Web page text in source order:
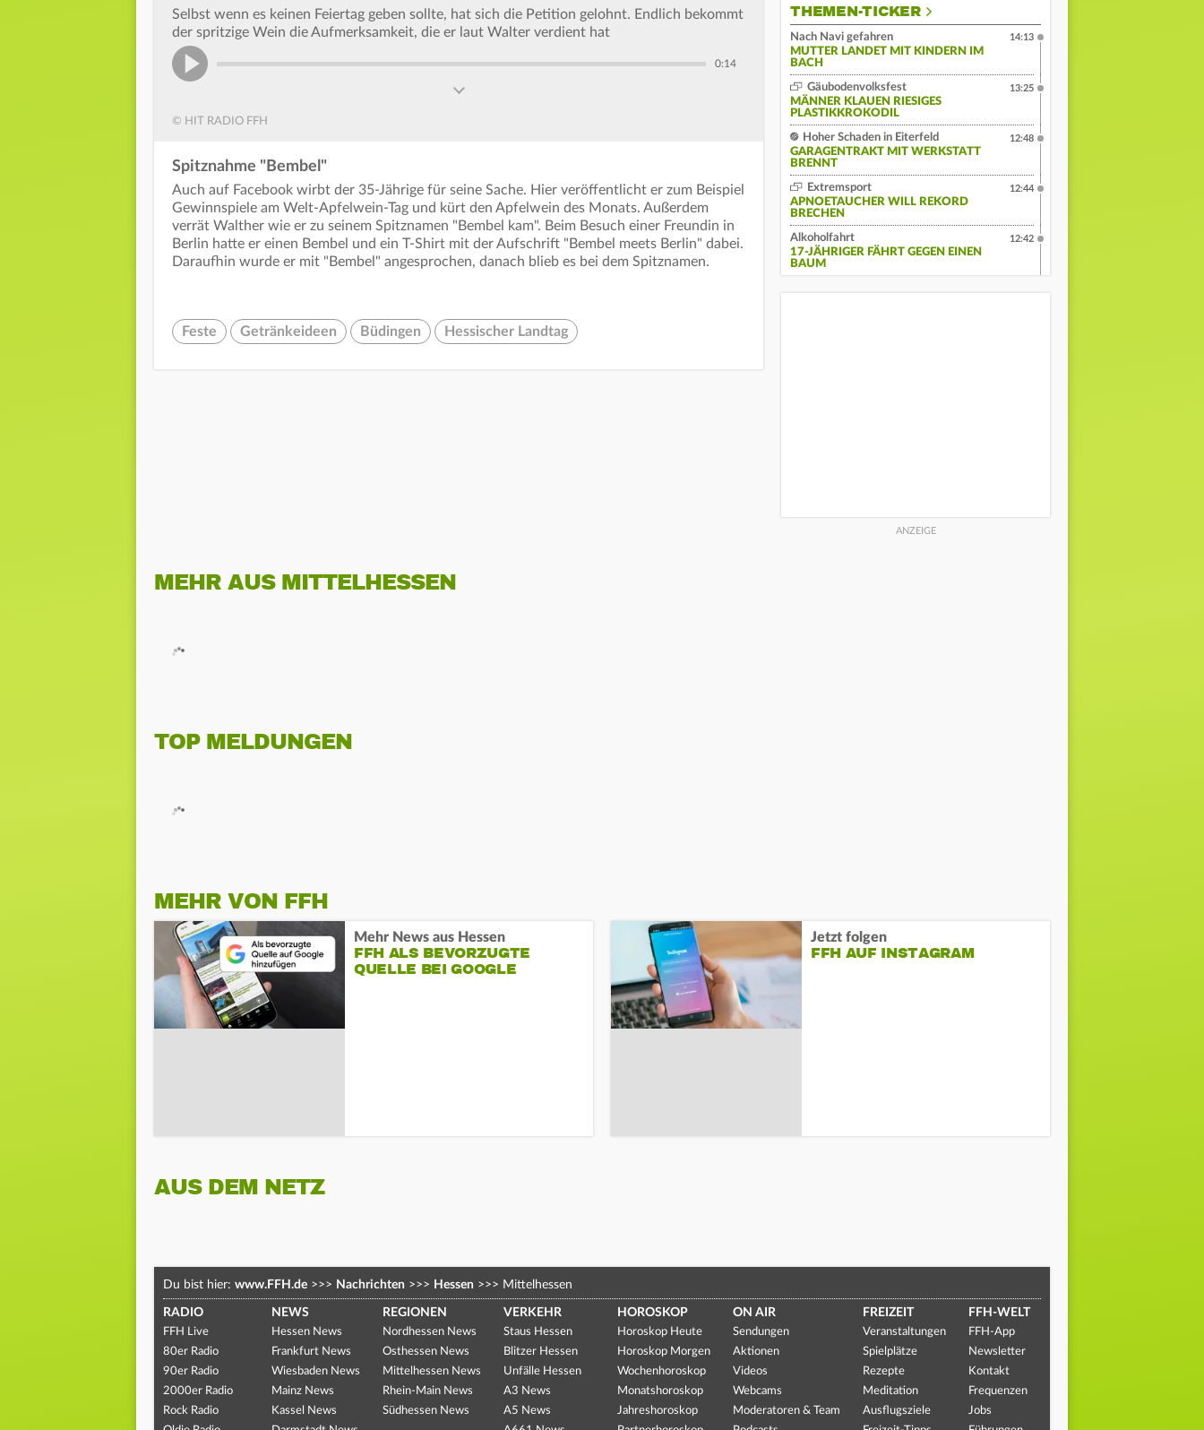
Selbst wenn es keinen Feiertag geben sollte, hat sich die Petition gelohnt. Endlich bekommt
der spritzige Wein die Aufmerksamkeit, die er laut Walter verdient hat
0:14
© HIT RADIO FFH
Spitznahme "Bembel"
Auch auf Facebook wirbt der 35-Jährige für seine Sache. Hier veröffentlicht er zum Beispiel
Gewinnspiele am Welt-Apfelwein-Tag und kürt den Apfelwein des Monats. Außerdem
verrät Walther wie er zu seinem Spitznamen "Bembel kam". Beim Besuch einer Freundin in
Berlin hatte er einen Bembel und ein T-Shirt mit der Aufschrift "Bembel meets Berlin" dabei.
Daraufhin wurde er mit "Bembel" angesprochen, danach blieb es bei dem Spitznamen.
Feste Getränkeideen Büdingen Hessischer Landtag
THEMEN-TICKER
Nach Navi gefahren
MUTTER LANDET MIT KINDERN IM
BACH
14:13
Gäubodenvolksfest
MÄNNER KLAUEN RIESIGES
PLASTIKKROKODIL
13:25
Hoher Schaden in Eiterfeld
GARAGENTRAKT MIT WERKSTATT
BRENNT
12:48
Extremsport
APNOETAUCHER WILL REKORD
BRECHEN
12:44
Alkoholfahrt
17-JÄHRIGER FÄHRT GEGEN EINEN
BAUM
12:42
MEHR AUS MITTELHESSEN
TOP MELDUNGEN
MEHR VON FFH
Mehr News aus Hessen
FFH ALS BEVORZUGTE
QUELLE BEI GOOGLE
Jetzt folgen
FFH AUF INSTAGRAM
AUS DEM NETZ
Du bist hier: www.FFH.de >>> Nachrichten >>> Hessen >>> Mittelhessen
RADIO
FFH Live
80er Radio
90er Radio
2000er Radio
Rock Radio
NEWS
Hessen News
Frankfurt News
Wiesbaden News
Mainz News
Kassel News
REGIONEN
Nordhessen News
Osthessen News
Mittelhessen News
Rhein-Main News
Südhessen News
VERKEHR
Staus Hessen
Blitzer Hessen
Unfälle Hessen
A3 News
A5 News
HOROSKOP
Horoskop Heute
Horoskop Morgen
Wochenhoroskop
Monatshoroskop
Jahreshoroskop
ON AIR
Sendungen
Aktionen
Videos
Webcams
Moderatoren & Team
FREIZEIT
Veranstaltungen
Spielplätze
Rezepte
Meditation
Ausflugsziele
FFH-WELT
FFH-App
Newsletter
Kontakt
Frequenzen
Jobs